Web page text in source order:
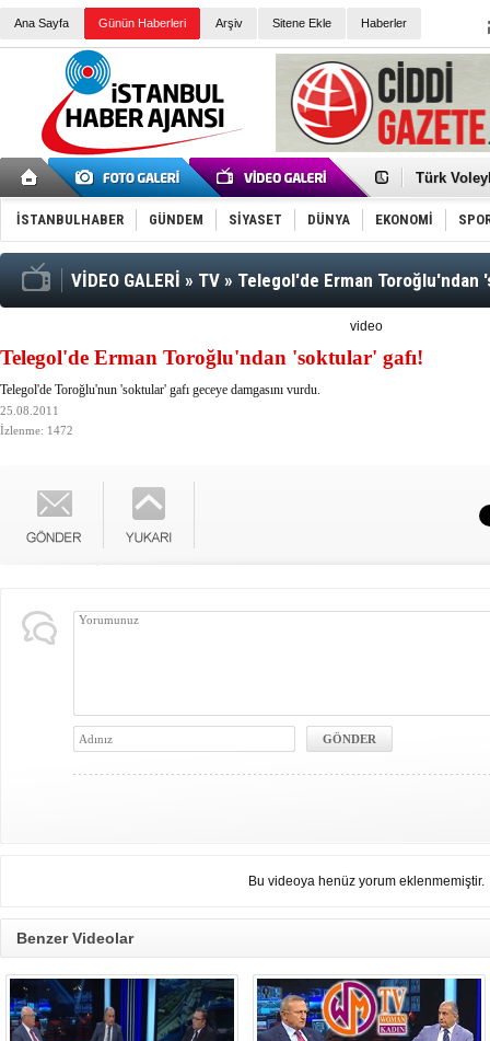
Ana Sayfa Günün Haberleri Arşiv Sitene Ekle Haberler
Türk
Töreninde
İkinci El
Guguk
Sneaker
Erkek
Tommy
Yeri
Ceza
Kemal
İSTANBULHABER GÜNDEM SİYASET DÜNYA EKONOMİ
VİDEO GALERİ » TV » Telegol'de Erman Toroğlu'ndan
video
Telegol'de Erman Toroğlu'ndan 'soktular' gafı!
Telegol'de Toroğlu'nun 'soktular' gafı geceye damgasını vurdu.
25.08.2011
İzlenme: 1472
Bu videoya henüz yorum eklenmemiştir.
Benzer Videolar